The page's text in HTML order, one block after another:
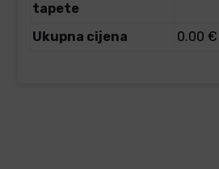
tapete
Ukupna cijena 0.00 €